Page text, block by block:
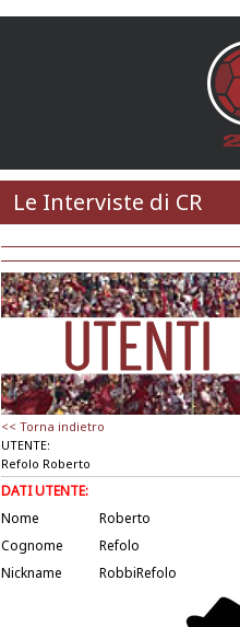
Le Interviste di CR
<< Torna indietro
UTENTE:
Refolo Roberto
DATI UTENTE:
Nome
Roberto
Cognome
Refolo
Nickname
RobbiRefolo